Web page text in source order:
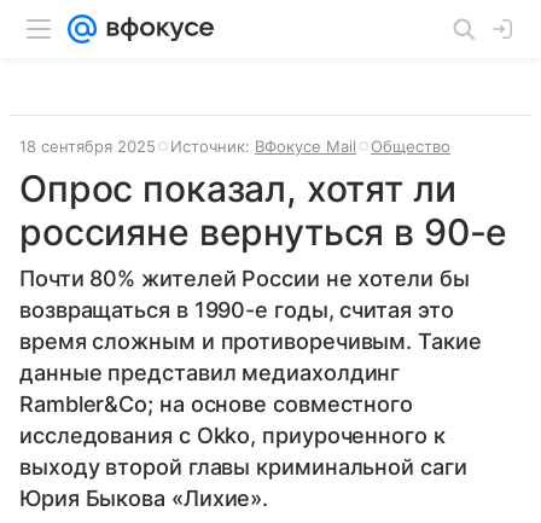
18 сентября 2025 Источник: ВФокусе Mail Общество
Опрос показал, хотят ли
россияне вернуться в 90-е
Почти 80% жителей России не хотели бы
возвращаться в 1990-е годы, считая это
время сложным и противоречивым. Такие
данные представил медиахолдинг
Rambler&Co; на основе совместного
исследования с Okko, приуроченного к
выходу второй главы криминальной саги
Юрия Быкова «Лихие».